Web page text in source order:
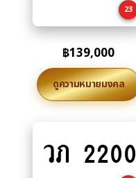
23
฿139,000
ดูความหมายมงคล
to
วภ 2200